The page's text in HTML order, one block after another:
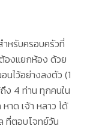
หรับครอบครัวที่
องแยกห้อง ด้วย
ไว้อย่างลงตัว (1
ง 4 ท่าน ทุกคนใน
าด เจ้า หลาว ได้
ที่ตอบโจทย์วัน